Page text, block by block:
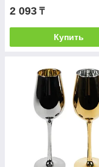
2 093 ₸
Купить